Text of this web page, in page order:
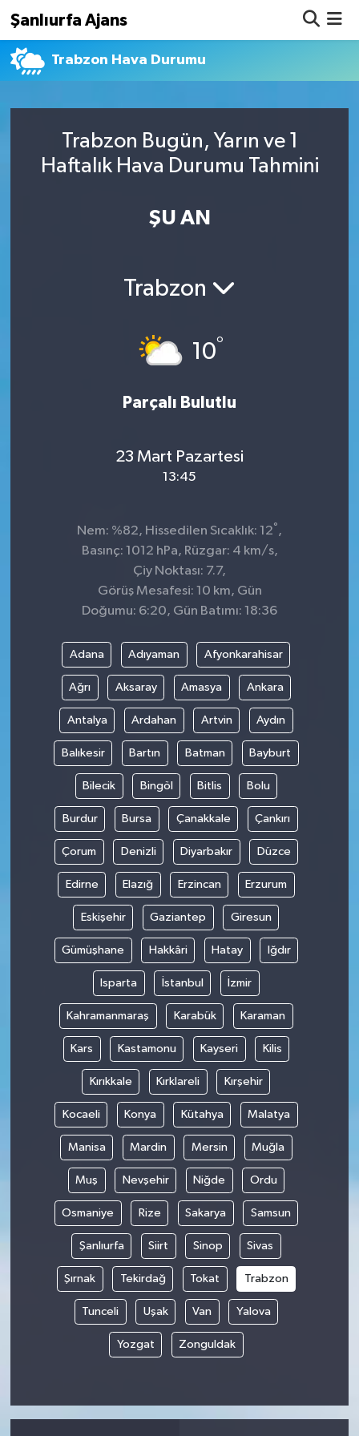
Şanlıurfa Ajans
Trabzon Hava Durumu
Trabzon Bugün, Yarın ve 1
Haftalık Hava Durumu Tahmini
ŞU AN
Trabzon
10°
Parçalı Bulutlu
23 Mart Pazartesi
13:45
Nem: %82, Hissedilen Sıcaklık: 12° ,
Basınç: 1012 hPa, Rüzgar: 4 km/s,
Çiy Noktası: 7.7,
Görüş Mesafesi: 10 km, Gün
Doğumu: 6:20, Gün Batımı: 18:36
Adana Adıyaman Afyonkarahisar
Ağrı Aksaray Amasya Ankara
Antalya Ardahan Artvin Aydın
Balıkesir Bartın Batman Bayburt
Bilecik Bingöl Bitlis Bolu
Burdur Bursa Çanakkale Çankırı
Çorum Denizli Diyarbakır Düzce
Edirne Elazığ Erzincan Erzurum
Eskişehir Gaziantep Giresun
Gümüşhane Hakkâri Hatay Iğdır
Isparta İstanbul İzmir
Kahramanmaraş Karabük Karaman
Kars Kastamonu Kayseri Kilis
Kırıkkale Kırklareli Kırşehir
Kocaeli Konya Kütahya Malatya
Manisa Mardin Mersin Muğla
Muş Nevşehir Niğde Ordu
Osmaniye Rize Sakarya Samsun
Şanlıurfa Siirt Sinop Sivas
Şırnak Tekirdağ Tokat Trabzon
Tunceli Uşak Van Yalova
Yozgat Zonguldak
Nöbetçi Eczaneler
Namaz Vakitleri
Süper Lig Puan Durumu ve Fikstür